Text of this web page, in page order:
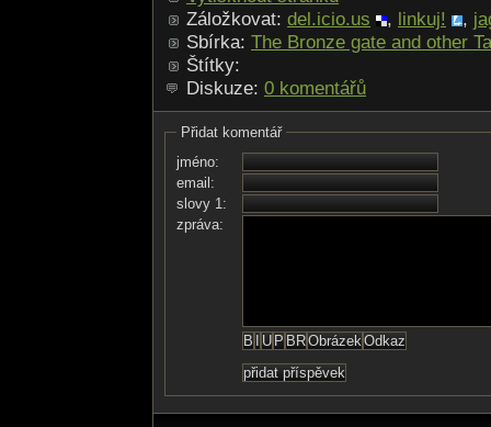
Záložkovat: del.icio.us , linkuj! ,
Sbírka: The Bronze gate and other
Štítky:
Diskuze: 0 komentářů
Přidat komentář
jméno:
email:
slovy 1:
zpráva: